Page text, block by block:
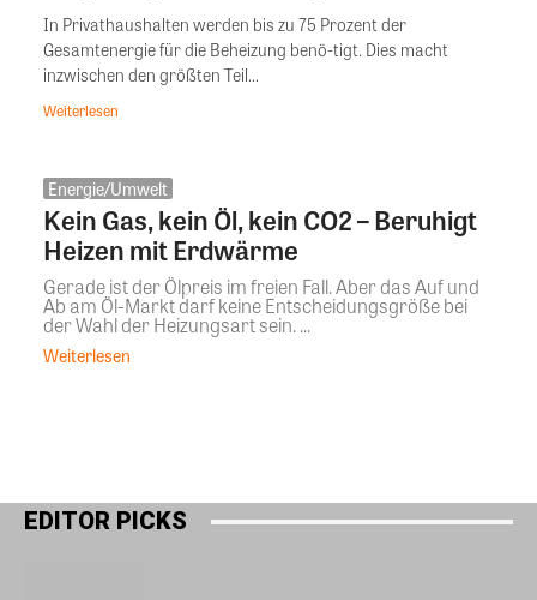
In Privathaushalten werden bis zu 75 Prozent der
Gesamtenergie für die Beheizung benö-tigt. Dies macht
inzwischen den größten Teil...
Weiterlesen
Energie/Umwelt
Kein Gas, kein Öl, kein CO2 – Beruhigt
Heizen mit Erdwärme
Gerade ist der Ölpreis im freien Fall. Aber das Auf und
Ab am Öl-Markt darf keine Entscheidungsgröße bei
der Wahl der Heizungsart sein. ...
Weiterlesen
EDITOR PICKS